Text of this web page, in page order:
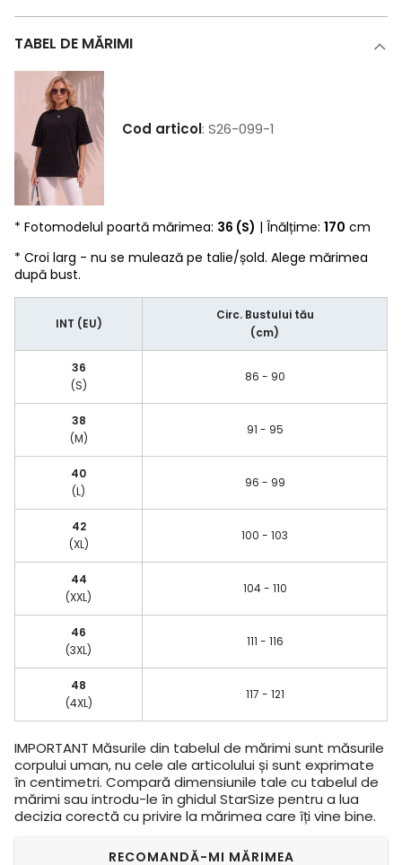
TABEL DE MĂRIMI
Cod articol: S26-099-1
* Fotomodelul poartă mărimea: 36 (S) | Înălțime: 170 cm
* Croi larg - nu se mulează pe talie/șold. Alege mărimea
după bust.
INT (EU)
Circ. Bustului tău
(cm)
36
(S)
86 - 90
38
(M)
91 - 95
40
(L)
96 - 99
42
(XL)
100 - 103
44
(XXL)
104 - 110
46
(3XL)
111 - 116
48
(4XL)
117 - 121
IMPORTANT Măsurile din tabelul de mărimi sunt măsurile
corpului uman, nu cele ale articolului și sunt exprimate
în centimetri. Compară dimensiunile tale cu tabelul de
mărimi sau introdu-le în ghidul StarSize pentru a lua
decizia corectă cu privire la mărimea care îți vine bine.
RECOMANDĂ-MI MĂRIMEA